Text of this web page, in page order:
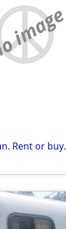
image
Rent or buy.